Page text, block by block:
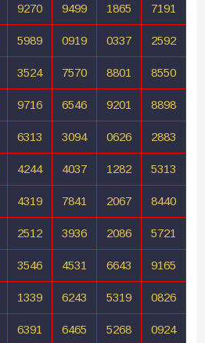
9270 9499 1865 7191
5989 0919 0337 2592
3524 7570 8801 8550
9716 6546 9201 8898
6313 3094 0626 2883
4244 4037 1282 5313
4319 7841 2067 8440
2512 3936 2086 5721
3546 4531 6643 9165
1339 6243 5319 0826
6391 6465 5268 0924